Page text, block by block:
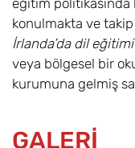
eğitim
konulmakta ve
İrlanda’da dil eğitimi
veya bölgesel bir
kurumuna gelmiş
GALERİ